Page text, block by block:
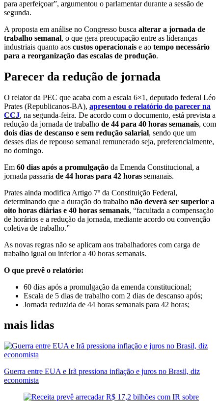
para aperfeiçoar”, argumentou o parlamentar durante a sessão de
segunda.
A proposta em análise no Congresso busca alterar a jornada de
trabalho semanal, o que gera preocupação entre as lideranças
industriais quanto aos custos operacionais e ao tempo necessário
para a reorganização das escalas de produção.
Parecer da redução de jornada
O relator da PEC que acaba com a escala 6×1, deputado federal Léo
Prates (Republicanos-BA), apresentou o relatório do parecer na
CCJ, na segunda-feira. De acordo com o documento, está prevista a
redução da jornada de trabalho de 44 para 40 horas semanais, com
dois dias de descanso e sem redução salarial, sendo que um
desses dias de repouso semanal remunerado seja, preferencialmente,
no domingo.
Em 60 dias após a promulgação da Emenda Constitucional, a
jornada passaria de 44 horas para 42 horas semanais.
Prates ainda modifica Artigo 7º da Constituição Federal,
determinando que a duração do trabalho não deverá ser superior a
oito horas diárias e 40 horas semanais, “facultada a compensação
de horários e a redução da jornada, mediante acordo ou convenção
coletiva de trabalho.”
As novas regras não se aplicam aos trabalhadores com carga de
trabalho igual ou inferior a 40 horas semanais.
O que prevê o relatório:
60 dias após a promulgação da emenda constitucional;
Escala de 5 dias de trabalho com 2 dias de descanso após;
Jornada reduzida de 44 horas semanais para 42 horas;
mais lidas
Guerra entre EUA e Irã pressiona inflação e juros no Brasil, diz
economista